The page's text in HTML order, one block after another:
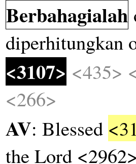
Berbahagialah
diperhitungkan
<3107> <435>
<266>
AV: Blessed
the Lord